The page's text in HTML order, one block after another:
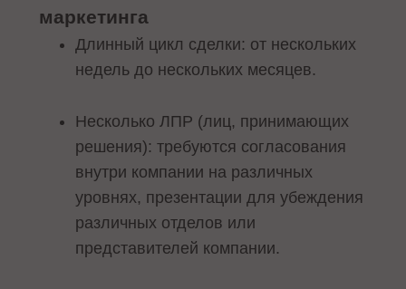
маркетинга
Длинный цикл сделки: от нескольких
недель до нескольких месяцев.
Несколько ЛПР (лиц, принимающих
решения): требуются согласования
внутри компании на различных
уровнях, презентации для убеждения
различных отделов или
представителей компании.